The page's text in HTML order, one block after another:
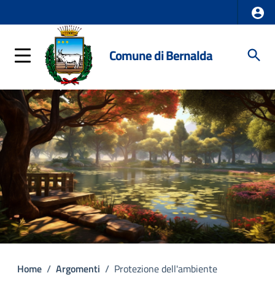
Comune di Bernalda
Home / Argomenti / Protezione dell'ambiente